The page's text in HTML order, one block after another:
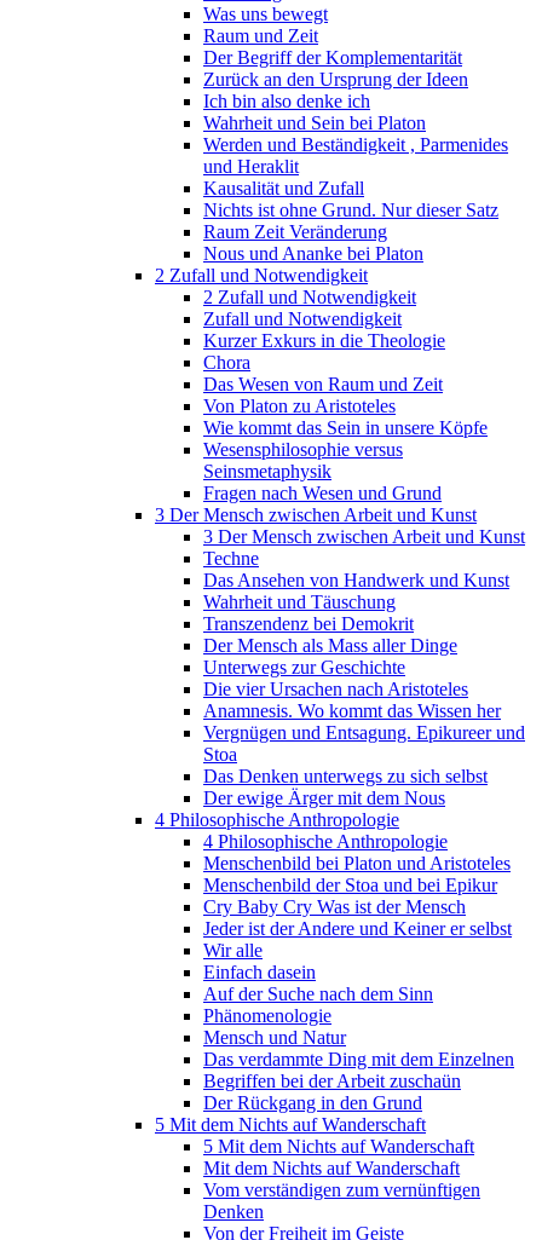
Was uns bewegt
Raum und Zeit
Der Begriff der Komplementarität
Zurück an den Ursprung der Ideen
Ich bin also denke ich
Wahrheit und Sein bei Platon
Werden und Beständigkeit , Parmenides
und Heraklit
Kausalität und Zufall
Nichts ist ohne Grund. Nur dieser Satz
Raum Zeit Veränderung
Nous und Ananke bei Platon
2 Zufall und Notwendigkeit
2 Zufall und Notwendigkeit
Zufall und Notwendigkeit
Kurzer Exkurs in die Theologie
Chora
Das Wesen von Raum und Zeit
Von Platon zu Aristoteles
Wie kommt das Sein in unsere Köpfe
Wesensphilosophie versus
Seinsmetaphysik
Fragen nach Wesen und Grund
3 Der Mensch zwischen Arbeit und Kunst
3 Der Mensch zwischen Arbeit und Kunst
Techne
Das Ansehen von Handwerk und Kunst
Wahrheit und Täuschung
Transzendenz bei Demokrit
Der Mensch als Mass aller Dinge
Unterwegs zur Geschichte
Die vier Ursachen nach Aristoteles
Anamnesis. Wo kommt das Wissen her
Vergnügen und Entsagung. Epikureer und
Stoa
Das Denken unterwegs zu sich selbst
Der ewige Ärger mit dem Nous
4 Philosophische Anthropologie
4 Philosophische Anthropologie
Menschenbild bei Platon und Aristoteles
Menschenbild der Stoa und bei Epikur
Cry Baby Cry Was ist der Mensch
Jeder ist der Andere und Keiner er selbst
Wir alle
Einfach dasein
Auf der Suche nach dem Sinn
Phänomenologie
Mensch und Natur
Das verdammte Ding mit dem Einzelnen
Begriffen bei der Arbeit zuschaün
Der Rückgang in den Grund
5 Mit dem Nichts auf Wanderschaft
5 Mit dem Nichts auf Wanderschaft
Mit dem Nichts auf Wanderschaft
Vom verständigen zum vernünftigen
Denken
Von der Freiheit im Geiste